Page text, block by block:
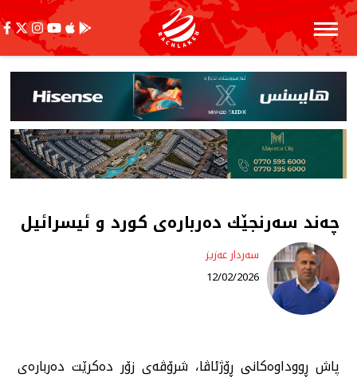
چەند سەرنجێك دەربارەی كورد و ئیسرائیل
سەردار عەزیز
12/02/2026
پاش ڕووداوەكانی ڕۆژئاڤا، شرۆڤەی زۆر دەكرێت دەربارەی